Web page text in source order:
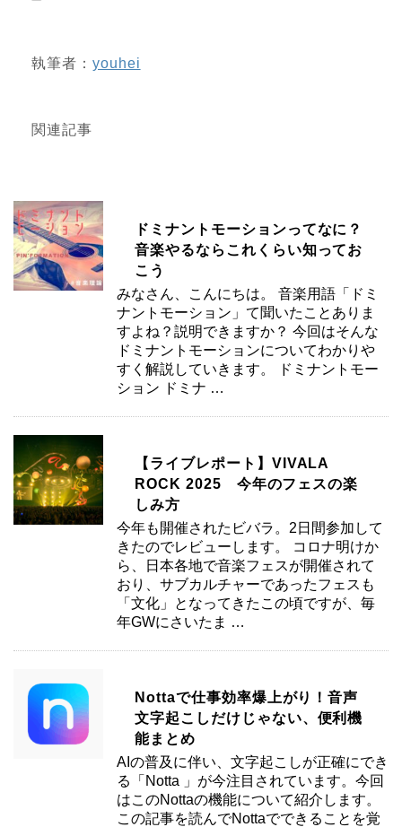
執筆者： youhei
関連記事
ドミナントモーションってなに？
音楽やるならこれくらい知ってお
こう
みなさん、こんにちは。 音楽用語「ドミ
ナントモーション」て聞いたことありま
すよね？説明できますか？ 今回はそんな
ドミナントモーションについてわかりや
すく解説していきます。 ドミナントモー
ション ドミナ …
【ライブレポート】VIVALA
ROCK 2025 今年のフェスの楽
しみ方
今年も開催されたビバラ。2日間参加して
きたのでレビューします。 コロナ明けか
ら、日本各地で音楽フェスが開催されて
おり、サブカルチャーであったフェスも
「文化」となってきたこの頃ですが、毎
年GWにさいたま …
Nottaで仕事効率爆上がり！音声
文字起こしだけじゃない、便利機
能まとめ
AIの普及に伴い、文字起こしが正確にでき
る「Notta 」が今注目されています。今回
はこのNottaの機能について紹介します。
この記事を読んでNottaでできることを覚